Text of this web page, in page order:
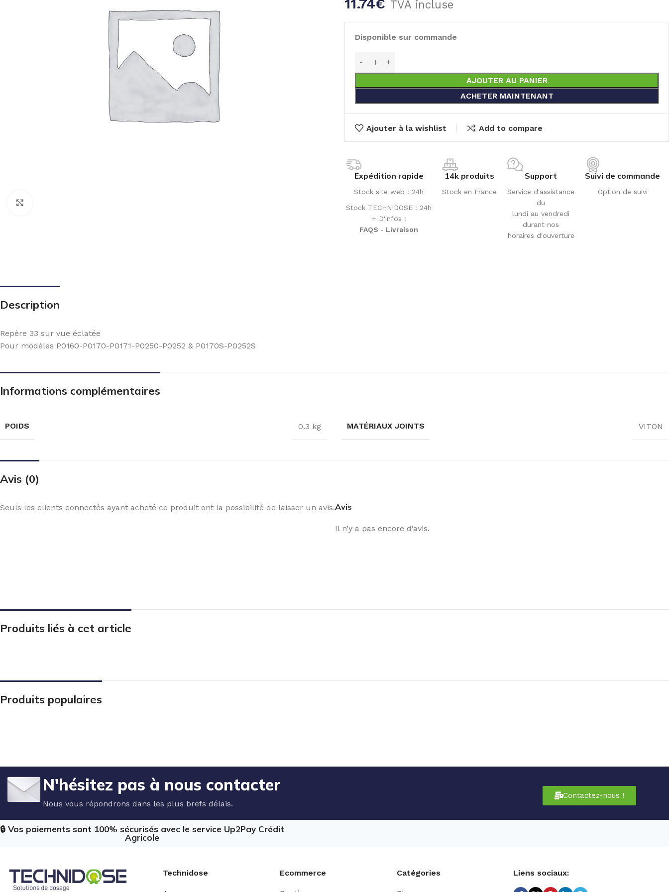
11.74€ TVA incluse
Disponible sur commande
AJOUTER AU PANIER
ACHETER MAINTENANT
Ajouter à la wishlist Add to compare
Expédition rapide
Stock site web : 24h
Stock TECHNIDOSE : 24h
+ D'infos :
FAQS - Livraison
14k produits
Stock en France
Support
Service d'assistance
du
lundi au vendredi
durant nos
horaires d'ouverture
Suivi de commande
Option de suivi
Description
Repère 33 sur vue éclatée
Pour modèles P0160-P0170-P0171-P0250-P0252 & P0170S-P0252S
Informations complémentaires
POIDS 0.3 kg MATÉRIAUX JOINTS VITON
Avis (0)
Avis
Il n’y a pas encore d’avis.
Seuls les clients connectés ayant acheté ce produit ont la possibilité de laisser un avis.
Produits liés à cet article
Produits populaires
N'hésitez pas à nous contacter
Nous vous répondrons dans les plus brefs délais.
Contactez-nous !
🔒 Vos paiements sont 100% sécurisés avec le service Up2Pay Crédit
Agricole
Technidose Ecommerce Catégories Liens sociaux: